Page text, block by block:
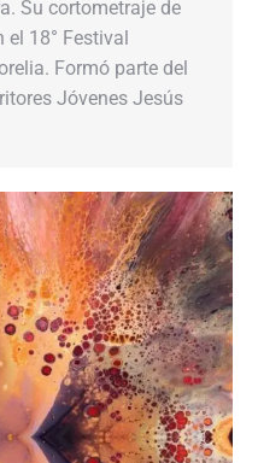
Su cortometraje de
18° Festival
Formó parte del
Jóvenes Jesús